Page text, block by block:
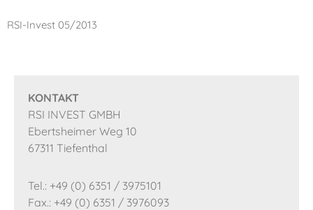
RSI-Invest 05/2013
KONTAKT
RSI INVEST GMBH
Ebertsheimer Weg 10
67311 Tiefenthal
Tel.: +49 (0) 6351 / 3975101
Fax.: +49 (0) 6351 / 3976093